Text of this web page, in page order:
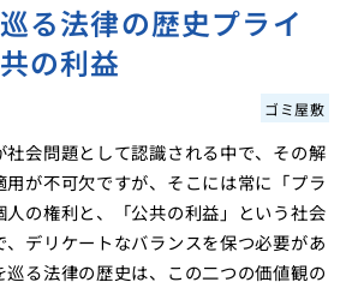
る法律の歴史プライ
の利益
ゴミ屋敷
社会問題として認識される中で、その解
が不可欠ですが、そこには常に「プラ
人の権利と、「公共の利益」という社会
デリケートなバランスを保つ必要があ
巡る法律の歴史は、この二つの価値観の